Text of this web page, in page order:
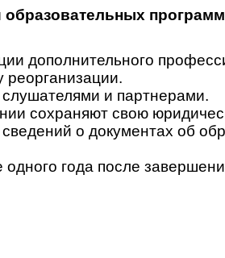
дополнительного
реорганизации.
и партнерами.
сохраняют свою
о документах об
года после